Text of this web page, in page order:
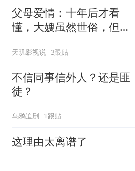
父母爱情：十年后才看
懂，大嫂虽然世俗，但却
天玑影视说 3跟贴
不信同事信外人？还是匪
徒？
乌鸦追剧 1跟贴
这理由太离谱了